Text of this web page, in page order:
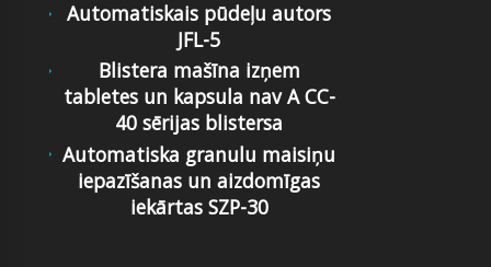
Automatiskais pūdeļu autors
JFL-5
Blistera mašīna izņem
tabletes un kapsula nav A CC-
40 sērijas blistersa
Automatiska granulu maisiņu
iepazīšanas un aizdomīgas
iekārtas SZP-30